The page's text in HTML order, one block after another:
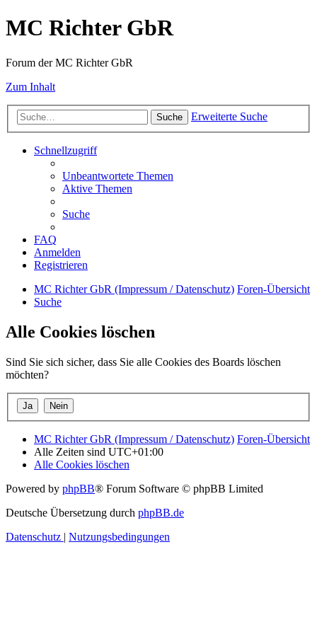
MC Richter GbR
Forum der MC Richter GbR
Zum Inhalt
Suche Erweiterte Suche
Schnellzugriff
Unbeantwortete Themen
Aktive Themen
Suche
FAQ
Anmelden
Registrieren
MC Richter GbR (Impressum / Datenschutz) Foren-Übersicht
Suche
Alle Cookies löschen
Sind Sie sich sicher, dass Sie alle Cookies des Boards löschen
möchten?
MC Richter GbR (Impressum / Datenschutz) Foren-Übersicht
Alle Zeiten sind UTC+01:00
Alle Cookies löschen
Powered by phpBB® Forum Software © phpBB Limited
Deutsche Übersetzung durch phpBB.de
Datenschutz | Nutzungsbedingungen